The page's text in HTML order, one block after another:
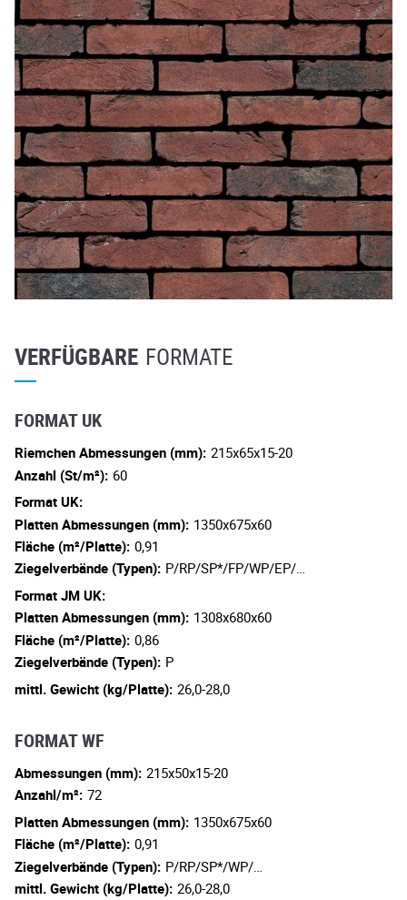
VERFÜGBARE FORMATE
FORMAT UK
Riemchen Abmessungen (mm): 215x65x15-20
Anzahl (St/m²): 60
Format UK:
Platten Abmessungen (mm): 1350x675x60
Fläche (m²/Platte): 0,91
Ziegelverbände (Typen): P/RP/SP*/FP/WP/EP/…
Format JM UK:
Platten Abmessungen (mm): 1308x680x60
Fläche (m²/Platte): 0,86
Ziegelverbände (Typen): P
mittl. Gewicht (kg/Platte): 26,0-28,0
FORMAT WF
Abmessungen (mm): 215x50x15-20
Anzahl/m²: 72
Platten Abmessungen (mm): 1350x675x60
Fläche (m²/Platte): 0,91
Ziegelverbände (Typen): P/RP/SP*/WP/…
mittl. Gewicht (kg/Platte): 26,0-28,0